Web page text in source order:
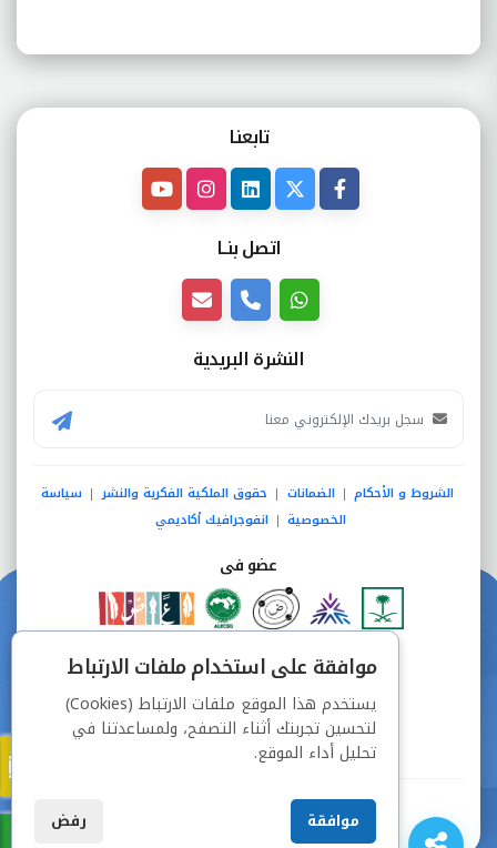
تابعنـا
اتصل بنــا
النشرة البريدية
الشروط و الأحكام | الضمانات | حقوق الملكية الفكرية والنشر | سياسة
الخصوصية | انفوجرافيك أكاديمي
عضو فى
دفع آمن من خلال
جميع الحقوق محفوظة © شركة دراسة
موافقة على استخدام ملفات الارتباط
يستخدم هذا الموقع ملفات الارتباط (Cookies)
لتحسين تجربتك أثناء التصفح، ولمساعدتنا في
تحليل أداء الموقع.
موافقة رفض